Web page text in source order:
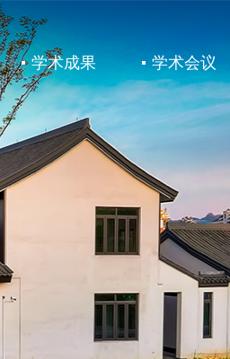
学术成果 学术会议